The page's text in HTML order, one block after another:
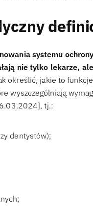
systemu
nie tylko lekarze,
określić, jakie to
wyszczególniają
tj.:
dentystów);